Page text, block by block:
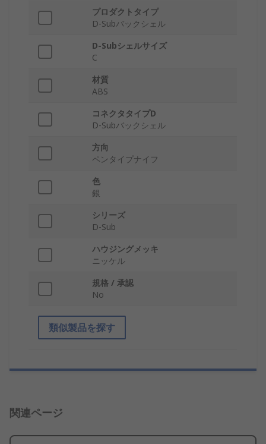
プロダクトタイプ
D-Subバックシェル
D-Subシェルサイズ
C
材質
ABS
コネクタタイプD
D-Subバックシェル
方向
ペンタイプナイフ
色
銀
シリーズ
D-Sub
ハウジングメッキ
ニッケル
規格 / 承認
No
類似製品を探す
関連ページ